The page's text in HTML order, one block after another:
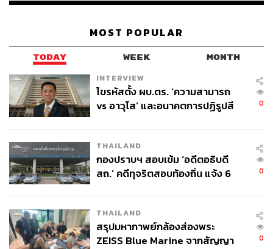
MOST POPULAR
TODAY WEEK MONTH
INTERVIEW
ไขรหัสตั้ง ผบ.ตร. ‘ความสามารถ
vs อาวุโส’ และอนาคตการปฏิรูปสี
0
THAILAND
กองปราบฯ สอบเข้ม ‘อดีตอธิบดี
สถ.’ คดีทุจริตสอบท้องถิ่น แจ้ง 6
0
THAILAND
สรุปมหากาพย์กล้องส่องพระ
ZEISS Blue Marine จากสัญญา
0